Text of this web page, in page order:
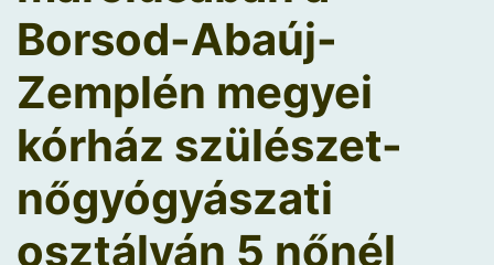
Borsod-Abaúj-
Zemplén megyei
kórház szülészet-
nőgyógyászati
osztályán 5 nőnél